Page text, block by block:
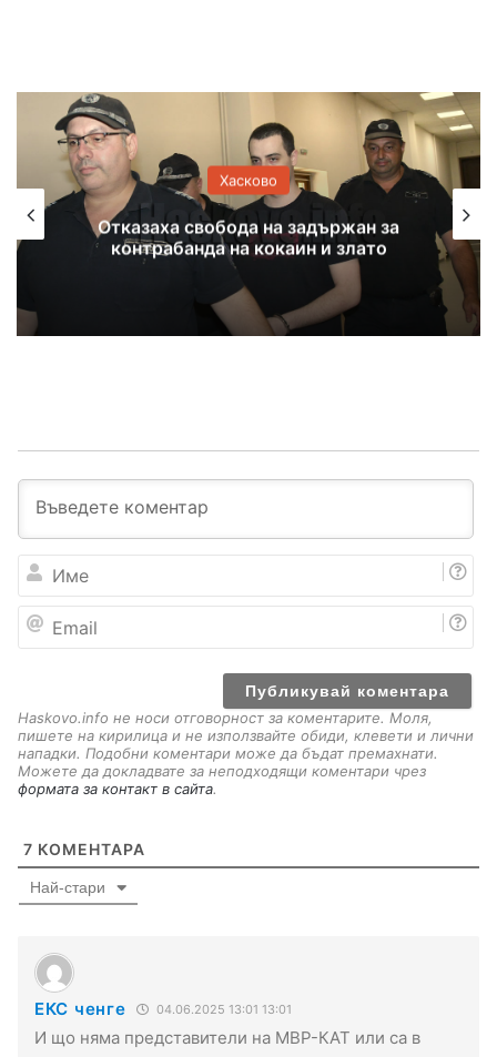
Хасково
Оранжев код за жеги и екстремен
риск от пожари в Хасковска област
е
a
Haskovo.info не носи отговорност за коментарите. Моля,
пишете на кирилица и не използвайте обиди, клевети и лични
нападки. Подобни коментари може да бъдат премахнати.
Можете да докладвате за неподходящи коментари чрез
формата за контакт в сайта.
7 КОМЕНТАРА
Най-стари
ЕКС ченге 04.06.2025 13:01 13:01
И що няма представители на МВР-КАТ или са в